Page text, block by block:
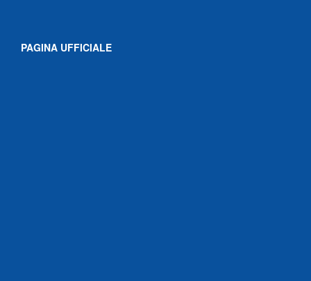
PAGINA UFFICIALE